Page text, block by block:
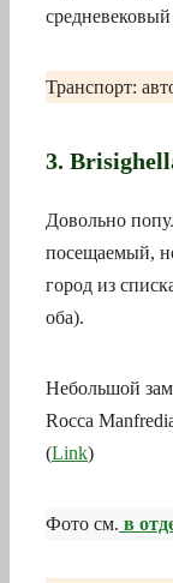
Транспорт:
3.
Довольно
посещаемый,
город из
оба).
Небольшой
Rocca
(Link)
Фото см. в